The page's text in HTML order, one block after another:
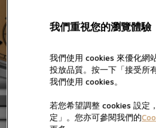
我們重視您的瀏覽體驗
我們使用 cookies 來優化網
投放品質。按一下「接受所
我們使用 cookies。
若您希望調整 cookies 設定
定」。您亦可參閱我們的